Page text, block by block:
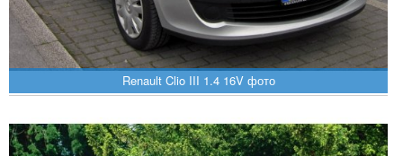
Renault Clio III 1.4 16V фото